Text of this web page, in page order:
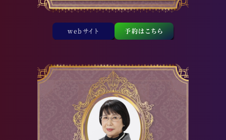
webサイト 予約はこちら